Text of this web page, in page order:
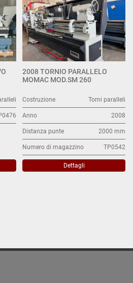
2008 TORNIO PARALLELO
MOMAC MOD.SM 260
Costruzione Torni paralleli
Anno 2008
Distanza punte 2000 mm
Numero di magazzino TP0542
Dettagli